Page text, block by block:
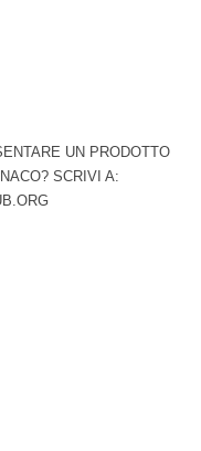
UN PRODOTTO
SCRIVI A: